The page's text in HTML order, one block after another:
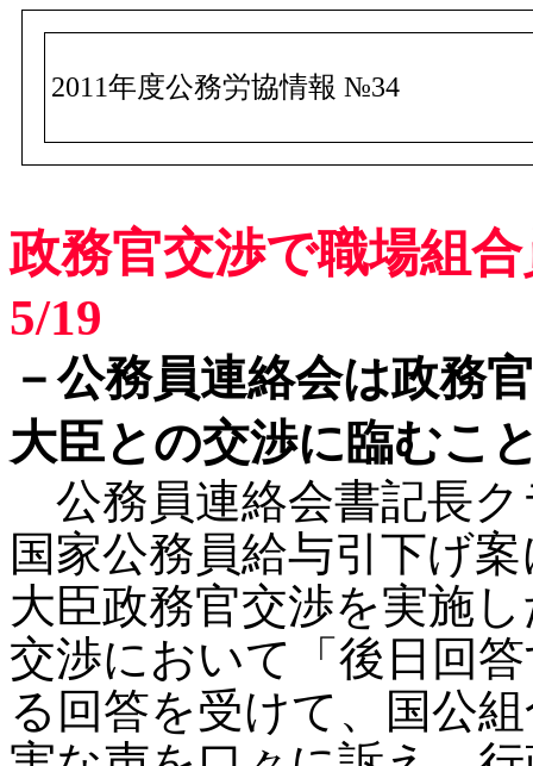
2011年度公務労協情報 №34
政務官交渉で職場組
5/19
－公務員連絡会は政務
大臣との交渉に臨むこ
公務員連絡会書記長ク
国家公務員給与引下げ
大臣政務官交渉を実施
交渉において「後日回
る回答を受けて、国公